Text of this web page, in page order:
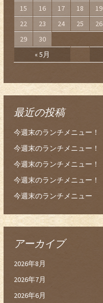
« 5月
15
16 17 18 19
22
23 24 25 26
29
30
最近の投稿
今週末のランチメニュー！
今週末のランチメニュー！
今週末のランチメニュー！
今週末のランチメニュー！
今週末のランチメニュー
アーカイブ
2026年8月
2026年7月
2026年6月